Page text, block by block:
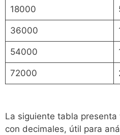
18000
36000
54000
72000
La siguiente tabla
con decimales, útil para